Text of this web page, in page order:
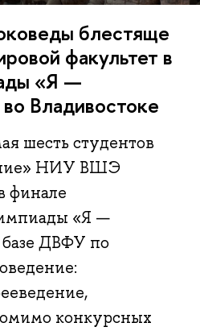
блестяще
факультет в
«Я —
Владивостоке
шесть студентов
НИУ ВШЭ
финале
«Я —
базе ДВФУ по
конкурсных